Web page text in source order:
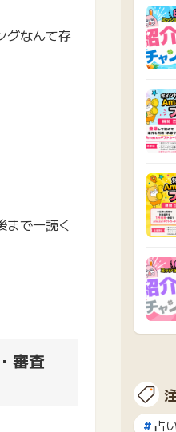
グなんて存
で一読く
審査
占い